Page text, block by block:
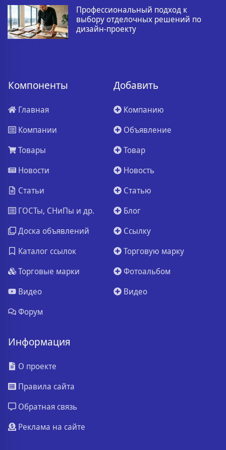
Профессиональный подход к
выбору отделочных решений по
дизайн-проекту
Компоненты
Главная
Компании
Товары
Новости
Статьи
ГОСТы, СНиПы и др.
Доска объявлений
Каталог ссылок
Торговые марки
Видео
Форум
Добавить
Компанию
Объявление
Товар
Новость
Статью
Блог
Ссылку
Торговую марку
Фотоальбом
Видео
Информация
О проекте
Правила сайта
Обратная связь
Реклама на сайте